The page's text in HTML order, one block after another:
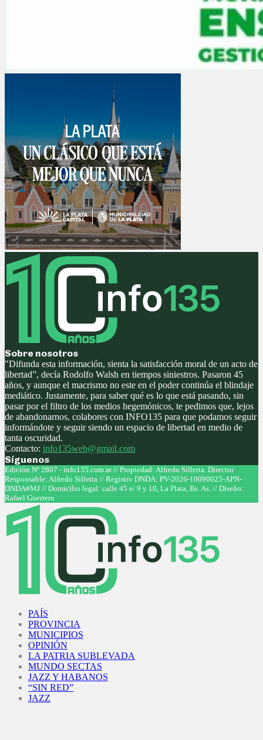
Sobre nosotros
"Difunda esta información, sienta la satisfacción moral de un acto de
libertad”, decía Rodolfo Walsh en tiempos siniestros. Pasaron 45
años, y aunque el macrismo no este en el poder continúa el blindaje
mediático. Justamente, para saber qué es lo que está pasando, sin
pasar por el filtro de los medios hegemónicos, te pedimos que, lejos
de abandonarnos, colabores con INFO135 para que podamos seguir
informándote y seguir siendo un espacio de libertad en medio de
tanta oscuridad.
Contacto: info135web@gmail.com
Síguenos
Facebook
Twitter
Instagram
Youtube
Edición Nº 2807 - info135.com.ar // Propiedad: Alfredo Silletta. Director
Responsable: Alfredo Silletta // Registro DNDA: PV-2026-10090025-APN-
DNDA#MJ // Domicilio legal: calle 45 e/ 9 y 10, La Plata, Bs. As. // Diseño:
Rafael Guerrero
PAÍS
PROVINCIA
MUNICIPIOS
OPINIÓN
LA PATRIA SUBLEVADA
MUNDO SECTAS
JAZZ Y HABANOS
“SIN RED”
JAZZ